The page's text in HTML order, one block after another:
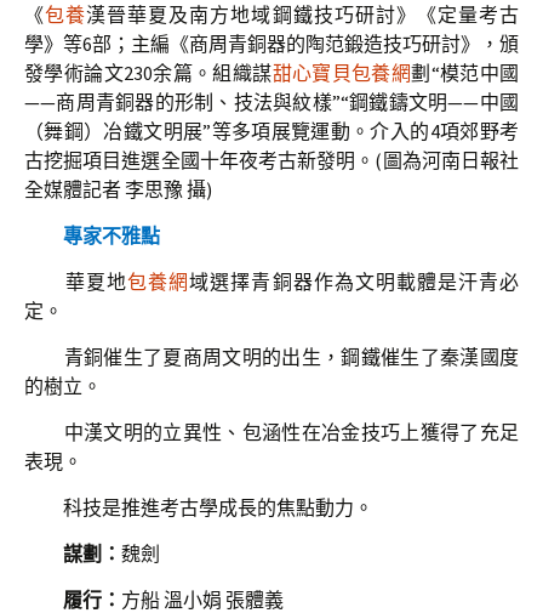
《包養漢晉華夏及南方地域鋼鐵技巧研討》《定量考古
學》等6部；主編《商周青銅器的陶范鍛造技巧研討》，頒
發學術論文230余篇。組織謀甜心寶貝包養網劃“模范中國
——商周青銅器的形制、技法與紋樣”“鋼鐵鑄文明——中國
（舞鋼）冶鐵文明展”等多項展覽運動。介入的4項郊野考
古挖掘項目進選全國十年夜考古新發明。(圖為河南日報社
全媒體記者 李思豫 攝)
專家不雅點
華夏地包養網域選擇青銅器作為文明載體是汗青必
定。
青銅催生了夏商周文明的出生，鋼鐵催生了秦漢國度
的樹立。
中漢文明的立異性、包涵性在冶金技巧上獲得了充足
表現。
科技是推進考古學成長的焦點動力。
謀劃： 魏劍
履行： 方船 溫小娟 張體義